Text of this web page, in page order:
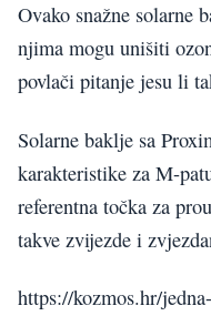
Ovako snažne solarne
njima mogu unišiti
povlači pitanje jesu li
Solarne baklje sa
karakteristike za M-
referentna točka za
takve zvijezde i
https://kozmos.hr/